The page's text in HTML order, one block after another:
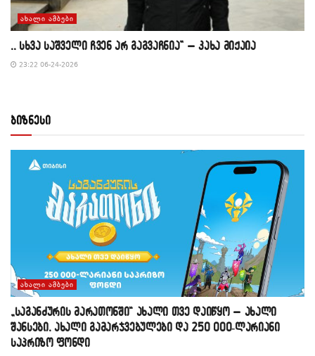
ᲐᲮᲐᲚᲘ ᲐᲛᲑᲔᲑᲘ
,, სხვა საშველი ჩვენ არ გაგვაჩნია” – კახა მიქაია
23:22 06-24-2026
ბიზნესი
ᲐᲮᲐᲚᲘ ᲐᲛᲑᲔᲑᲘ
„საგანძურის მარათონში“ ახალი თვე დაიწყო – ახალი
შანსები, ახალი გამარჯვებულები და 250 000-ლარიანი
საპრიზო ფონდი